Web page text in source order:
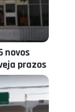
novos
prazos